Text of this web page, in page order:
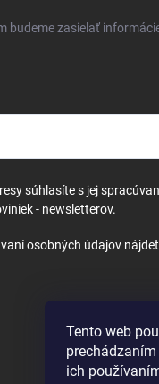
Tento web
ich
budeme zasielať
súhlasíte s jej
- newsletterov.
osobných údajov